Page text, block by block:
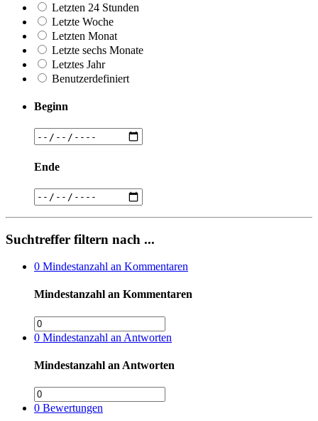
Letzten 24 Stunden
Letzte Woche
Letzten Monat
Letzte sechs Monate
Letztes Jahr
Benutzerdefiniert
Beginn
Ende
Suchtreffer filtern nach ...
0 Mindestanzahl an Kommentaren
Mindestanzahl an Kommentaren
0 Mindestanzahl an Antworten
Mindestanzahl an Antworten
0 Bewertungen